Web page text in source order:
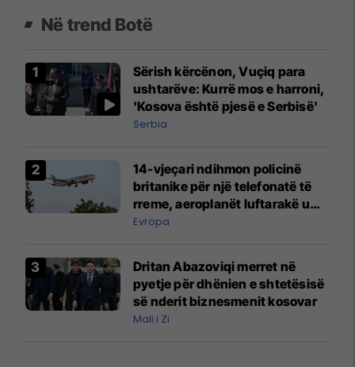
Në trend Botë
Sërish kërcënon, Vuçiq para
ushtarëve: Kurrë mos e harroni,
'Kosova është pjesë e Serbisë'
Serbia
14-vjeçari ndihmon policinë
britanike për një telefonatë të
rreme, aeroplanët luftarakë u
ngritën në ajër për të
Mançesterit
Evropa
Dritan Abazoviqi merret në
pyetje për dhënien e shtetësisë
së nderit biznesmenit kosovar
Mali i Zi